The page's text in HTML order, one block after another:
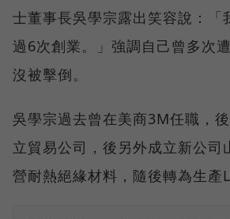
士董事長吳學宗露出笑容說：「
過6次創業。」強調自己曾多次
沒被擊倒。
吳學宗過去曾在美商3M任職，
立貿易公司，後另外成立新公司
營耐熱絕緣材料，隨後轉為生產